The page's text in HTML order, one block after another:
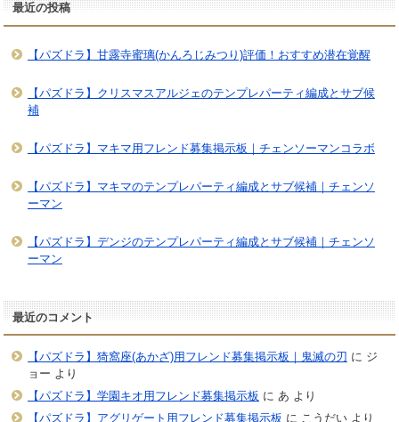
最近の投稿
【パズドラ】甘露寺蜜璃(かんろじみつり)評価！おすすめ潜在覚醒
【パズドラ】クリスマスアルジェのテンプレパーティ編成とサブ候
補
【パズドラ】マキマ用フレンド募集掲示板｜チェンソーマンコラボ
【パズドラ】マキマのテンプレパーティ編成とサブ候補｜チェンソ
ーマン
【パズドラ】デンジのテンプレパーティ編成とサブ候補｜チェンソ
ーマン
最近のコメント
【パズドラ】猗窩座(あかざ)用フレンド募集掲示板｜鬼滅の刃 に ジ
ョー より
【パズドラ】学園キオ用フレンド募集掲示板 に あ より
【パズドラ】アグリゲート用フレンド募集掲示板 に こうだいより